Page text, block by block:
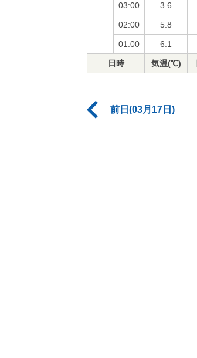
03:00 3.6
02:00 5.8
01:00 6.1
日時 気温(℃)
前日(03月17日)